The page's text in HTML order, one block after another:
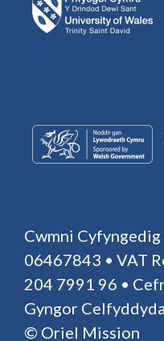
Cwmni
06467843 • VAT
204 7991 96 •
Gyngor
© Oriel Mission